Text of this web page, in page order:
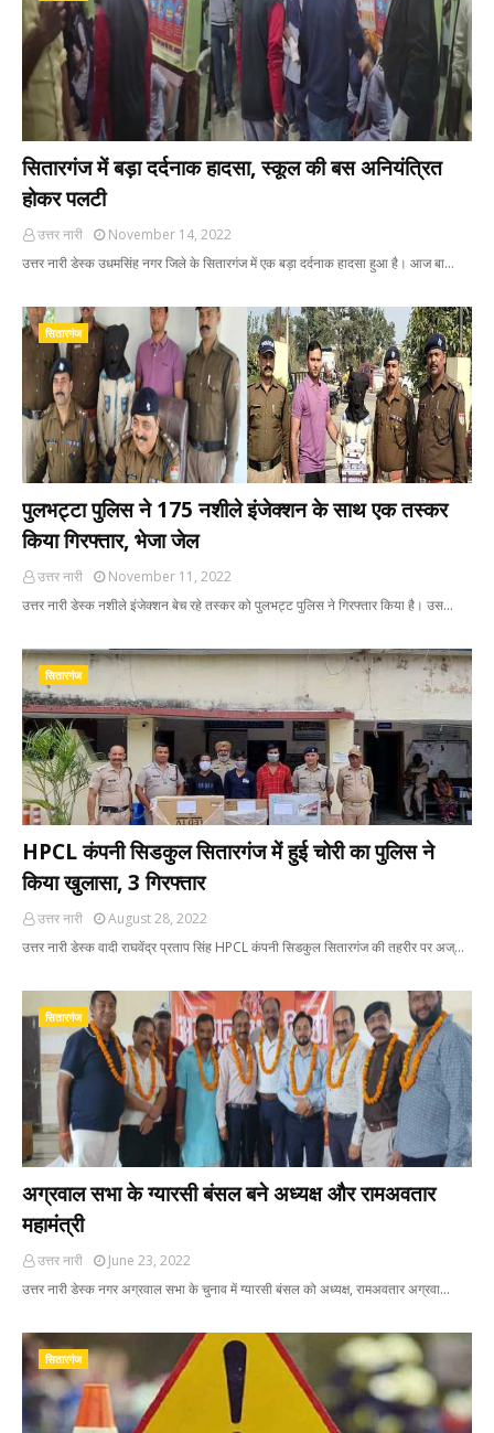
सितारगंज में बड़ा दर्दनाक हादसा, स्कूल की बस अनियंत्रित
होकर पलटी
उत्तर नारी
November 14, 2022
उत्तर नारी डेस्क उधमसिंह नगर जिले के सितारगंज में एक बड़ा दर्दनाक हादसा हुआ है। आज बा…
सितारगंज
पुलभट्टा पुलिस ने 175 नशीले इंजेक्शन के साथ एक तस्कर
किया गिरफ्तार, भेजा जेल
उत्तर नारी
November 11, 2022
उत्तर नारी डेस्क नशीले इंजेक्शन बेच रहे तस्कर को पुलभट्ट पुलिस ने गिरफ्तार किया है। उस…
सितारगंज
HPCL कंपनी सिडकुल सितारगंज में हुई चोरी का पुलिस ने
किया खुलासा, 3 गिरफ्तार
उत्तर नारी
August 28, 2022
उत्तर नारी डेस्क वादी राघवेंद्र प्रताप सिंह HPCL कंपनी सिडकुल सितारगंज की तहरीर पर अज्…
सितारगंज
अग्रवाल सभा के ग्यारसी बंसल बने अध्यक्ष और रामअवतार
महामंत्री
उत्तर नारी
June 23, 2022
उत्तर नारी डेस्क नगर अग्रवाल सभा के चुनाव में ग्यारसी बंसल को अध्यक्ष, रामअवतार अग्रवा…
सितारगंज